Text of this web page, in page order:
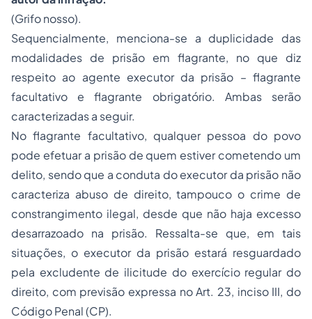
(Grifo nosso).
Sequencialmente, menciona-se a duplicidade das
modalidades de prisão em flagrante, no que diz
respeito ao agente executor da prisão – flagrante
facultativo e flagrante obrigatório. Ambas serão
caracterizadas a seguir.
No flagrante facultativo, qualquer pessoa do povo
pode efetuar a prisão de quem estiver cometendo um
delito, sendo que a conduta do executor da prisão não
caracteriza abuso de direito, tampouco o crime de
constrangimento ilegal, desde que não haja excesso
desarrazoado na prisão. Ressalta-se que, em tais
situações, o executor da prisão estará resguardado
pela excludente de ilicitude do exercício regular do
direito, com previsão expressa no Art. 23, inciso III, do
Código Penal (CP).